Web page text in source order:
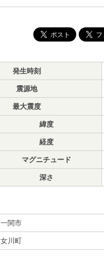
発生時刻
震源地
最大震度
緯度
経度
マグニチュード
深さ
一関市
女川町